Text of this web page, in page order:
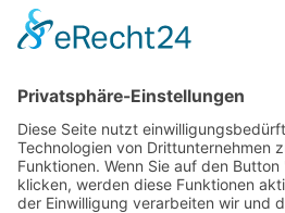
Mühlenprodukte, Säfte,
Feuerwerk XXL
© 2017-2026 ·Tekal – Textile
Charakter – Exklusive moderne
Orientteppiche
Alle Preise inkl. der gesetzlichen MwSt. ·
entsprechen, sofern nicht anders angegeben,